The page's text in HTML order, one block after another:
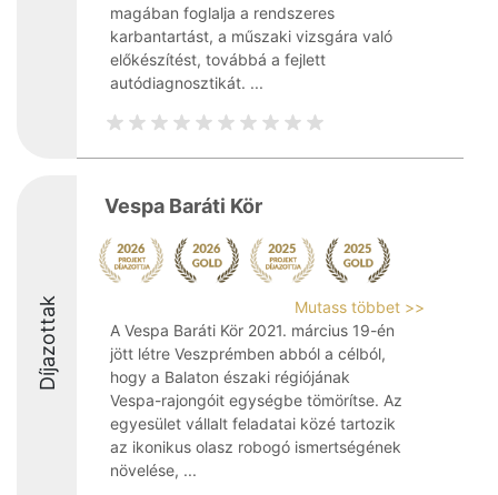
magában foglalja a rendszeres
karbantartást, a műszaki vizsgára való
előkészítést, továbbá a fejlett
autódiagnosztikát. ...
Díjazottak
Vespa Baráti Kör
Mutass többet >>
A Vespa Baráti Kör 2021. március 19-én
jött létre Veszprémben abból a célból,
hogy a Balaton északi régiójának
Vespa-rajongóit egységbe tömörítse. Az
egyesület vállalt feladatai közé tartozik
az ikonikus olasz robogó ismertségének
növelése, ...